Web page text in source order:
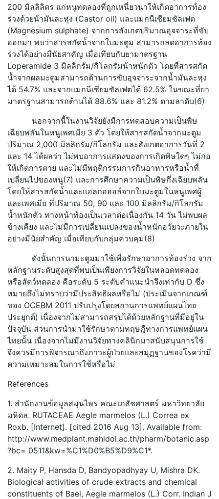
200 มิลลิลิตร แก่หนูทดลองที่ถูกเหนี่ยวนาให้เกิดอาการท้อง
ร่วงด้วยน้ามันละหุ่ง (Castor oil) และแมกนีเซียมซัลเฟต
(Magnesium sulphate) จากการสังเกตปริมาณอุจจาระที่ขับ
ออกมา พบว่าสารสกัดน้ำจากใบมะตูม สามารถลดอาการท้อง
ร่วงได้อย่างมีนัยสาคัญ เมื่อเทียบกับยามาตรฐาน
Loperamide 3 มิลลิกรัม/กิโลกรัมน้าหนักตัว โดยที่สารสกัด
น้ำจากผลมะตูมสามารถต้านการขับอุจจาระจากน้ำมันละหุ่ง
ได้ 54.7% และจากแมกนีเซียมซัลเฟตได้ 62.5% ในขณะที่ยา
มาตรฐานสามารถต้านได้ 88.6% และ 81.2% ตามลาดับ(6)
นอกจากนี้ในงานวิจัยยังมีการทดสอบความเป็นพิษ
เฉียบพลันในหนูเพศเมีย 3 ตัว โดยให้สารสกัดน้ำจากมะตูม
ปริมาณ 2,000 มิลลิกรัม/กิโลกรัม และสังเกตอาการวันที่ 2
และ 14 ได้ผลว่า ไม่พบอาการแสดงของการเกิดพิษใดๆ ไม่ก่อ
ให้เกิดการตาย และไม่มีพฤติกรรมการกินอาหารหรือน้ำที่
เปลี่ยนไปของหนู(7) และการศึกษาความเป็นพิษกึ่งเฉียบพลัน
โดยให้สารสกัดน้ำและแอลกอฮอล์จากใบมะตูมในหนูเพศผู้
และเพศเมีย ที่ปริมาณ 50, 90 และ 100 มิลลิกรัม/กิโลกรัม
น้ำหนักตัว ทางหน้าท้องเป็นเวลาต่อเนื่องกัน 14 วัน ไม่พบผล
ข้างเคียง และไม่มีการเปลี่ยนแปลงของน้ำหนักอวัยวะภายใน
อย่างมีนัยสำคัญ เมื่อเทียบกับกลุ่มควบคุม(8)
ดังนั้นการนามะตูมมาใช้เพื่อรักษาอาการท้องร่วง จาก
หลักฐานระดับสูงสุดที่พบเป็นเพียงการวิจัยในหลอดทดลอง
หรือสัตว์ทดลอง คือระดับ 5 ระดับคำแนะนำจึงเท่ากับ D ซึ่ง
หมายถึงไม่ทราบว่ามีประสิทธิผลหรือไม่ (ประเมินจากเกณฑ์
ของ OCEBM 2011 ปรับปรุงโดยสถานการแพทย์แผนไทย
ประยุกต์) เนื่องจากไม่สามารถสรุปได้ด้วยหลักฐานที่มีอยู่ใน
ปัจจุบัน ส่วนการนำมาใช้รักษาตามทฤษฎีทางการแพทย์แผน
ไทยนั้น เนื่องจากไม่มีงานวิจัยทางคลินิกมาสนับสนุนการใช้
จึงควรมีการพิจารณาถึงภาวะผู้ป่วยและสมุฏฐานของโรคว่ามี
ความเหมาะสมในการใช้หรือไม่
References
1. สำนักงานข้อมูลสมุนไพร คณะเภสัชศาสตร์ มหาวิทยาลัย
มหิดล. RUTACEAE Aegle marmelos (L.) Correa ex
Roxb. [Internet]. [cited 2016 Aug 13]. Available from:
http://www.medplant.mahidol.ac.th/pharm/botanic.asp
?bc= 0511&kw=%C1%D0%B5%D9%C1*.
2. Maity P, Hansda D, Bandyopadhyay U, Mishra DK.
Biological activities of crude extracts and chemical
constituents of Bael, Aegle marmelos (L.) Corr. Indian J